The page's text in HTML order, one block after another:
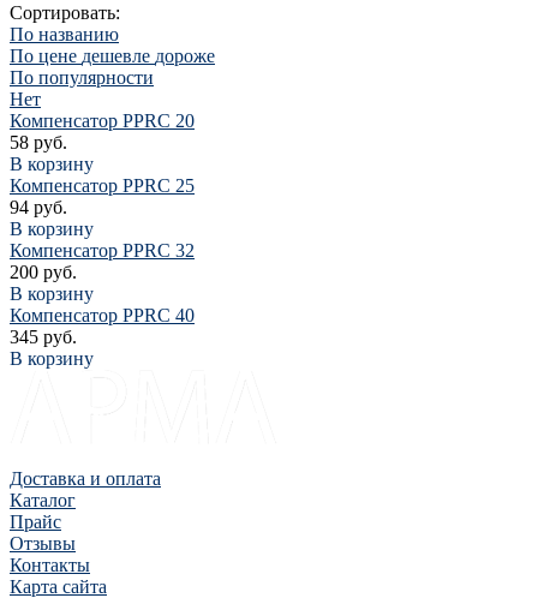
Сортировать:
По названию
По цене дешевле дороже
По популярности
Нет
Компенсатор PPRC 20
58 руб.
В корзину
Компенсатор PPRC 25
94 руб.
В корзину
Компенсатор PPRC 32
200 руб.
В корзину
Компенсатор PPRC 40
345 руб.
В корзину
Доставка и оплата
Каталог
Прайс
Отзывы
Контакты
Карта сайта